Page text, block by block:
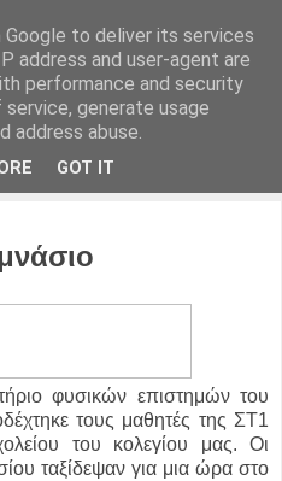
φυσικών επιστημών του
τους μαθητές της ΣΤ1
του κολεγίου μας. Οι
ταξίδεψαν για μια ώρα στο
to deliver its services
address and user-agent are
performance and security
generate usage
address abuse.
GOT IT